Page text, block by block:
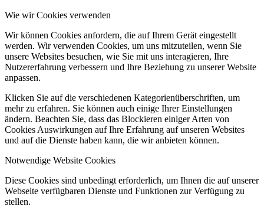
Wie wir Cookies verwenden
Wir können Cookies anfordern, die auf Ihrem Gerät eingestellt
werden. Wir verwenden Cookies, um uns mitzuteilen, wenn Sie
unsere Websites besuchen, wie Sie mit uns interagieren, Ihre
Nutzererfahrung verbessern und Ihre Beziehung zu unserer Website
anpassen.
Klicken Sie auf die verschiedenen Kategorienüberschriften, um
mehr zu erfahren. Sie können auch einige Ihrer Einstellungen
ändern. Beachten Sie, dass das Blockieren einiger Arten von
Cookies Auswirkungen auf Ihre Erfahrung auf unseren Websites
und auf die Dienste haben kann, die wir anbieten können.
Notwendige Website Cookies
Diese Cookies sind unbedingt erforderlich, um Ihnen die auf unserer
Webseite verfügbaren Dienste und Funktionen zur Verfügung zu
stellen.